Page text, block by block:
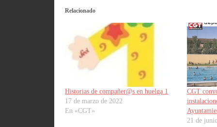
Relacionado
Historias de compañer@s en huelga 1
17 de marzo de 2022
En «CGT»
CGT
21 de